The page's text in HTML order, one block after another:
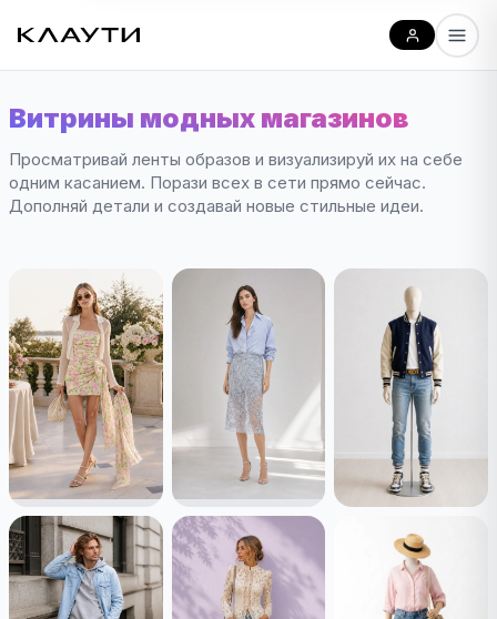
Витрины модных магазинов
Просматривай ленты образов и визуализируй их на себе
одним касанием. Порази всех в сети прямо сейчас.
Дополняй детали и создавай новые стильные идеи.